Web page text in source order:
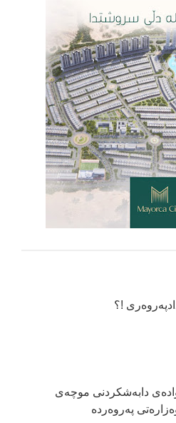
!؟
دابەشكردنی موچەی
پەروەردە